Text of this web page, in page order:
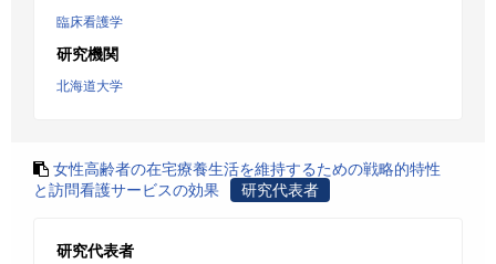
臨床看護学
研究機関
北海道大学
女性高齢者の在宅療養生活を維持するための戦略的特性
と訪問看護サービスの効果
研究代表者
研究代表者